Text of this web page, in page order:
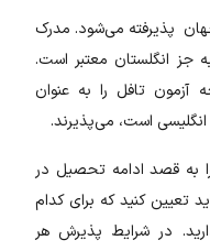
پذیرفته می‌شود. مدرک
جز انگلستان معتبر است.
آزمون تافل را به عنوان
است، می‌پذیرند.
به قصد ادامه تحصیل در
تعیین کنید که برای کدام
در شرایط پذیرش هر